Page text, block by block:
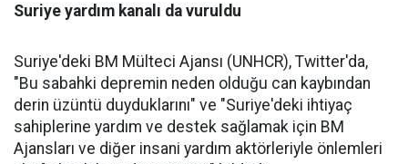
Suriye yardım kanalı da vuruldu
Suriye'deki BM Mülteci Ajansı (UNHCR), Twitter'da,
"Bu sabahki depremin neden olduğu can kaybından
derin üzüntü duyduklarını" ve "Suriye'deki ihtiyaç
sahiplerine yardım ve destek sağlamak için BM
Ajansları ve diğer insani yardım aktörleriyle önlemleri